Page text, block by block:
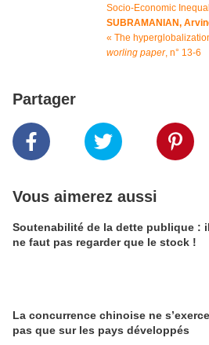
Socio-Economic
SUBRAMANIAN,
« The
worling paper, n° 13-6
Partager
Vous aimerez aussi
Soutenabilité de la dette publique : il
ne faut pas regarder que le stock !
La concurrence chinoise ne s’exerce
pas que sur les pays développés